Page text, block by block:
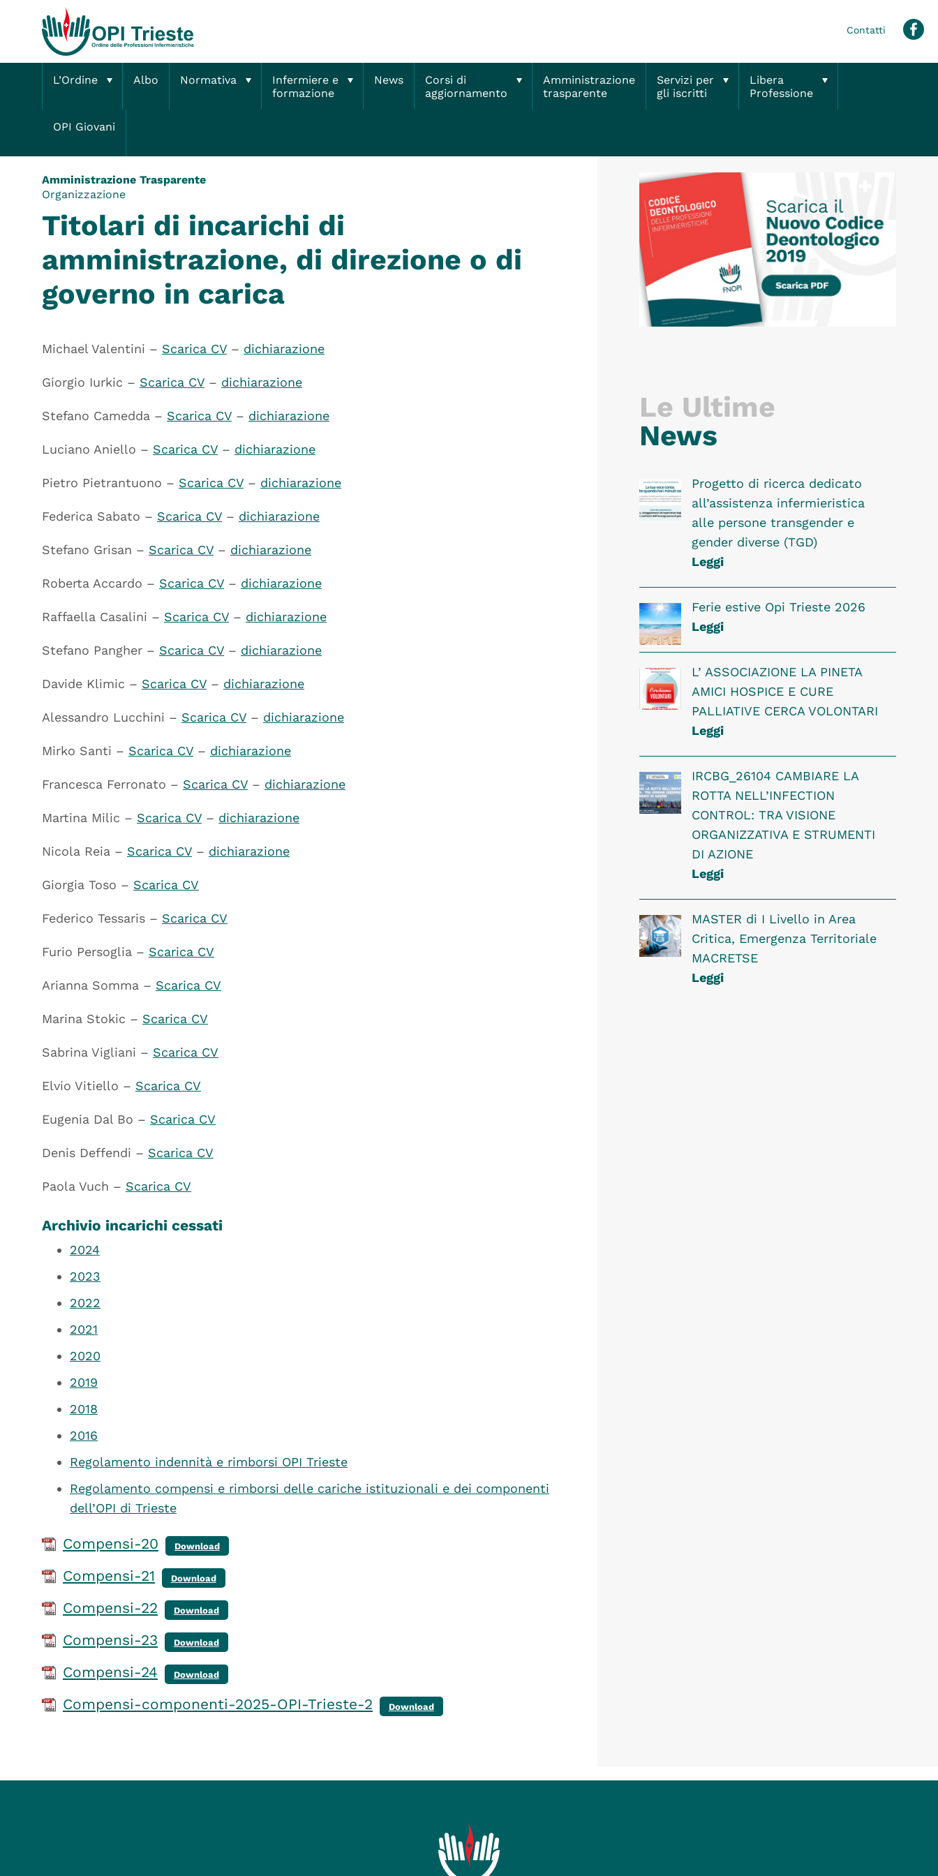
L’Ordine Albo Normativa
Infermiere e
formazione
News
Corsi di
aggiornamento
Amministrazione
trasparente
Servizi per
gli iscritti
Libera
Professione
OPI Giovani
Contatti
Amministrazione Trasparente
Amministrazione Trasparente
Organizzazione
Titolari di incarichi di
amministrazione, di direzione o di
governo in carica
Michael Valentini – Scarica CV – dichiarazione
Giorgio Iurkic – Scarica CV – dichiarazione
Stefano Camedda – Scarica CV – dichiarazione
Luciano Aniello – Scarica CV – dichiarazione
Pietro Pietrantuono – Scarica CV – dichiarazione
Federica Sabato – Scarica CV – dichiarazione
Stefano Grisan – Scarica CV – dichiarazione
Roberta Accardo – Scarica CV – dichiarazione
Raffaella Casalini – Scarica CV – dichiarazione
Stefano Pangher – Scarica CV – dichiarazione
Davide Klimic – Scarica CV – dichiarazione
Alessandro Lucchini – Scarica CV – dichiarazione
Mirko Santi – Scarica CV – dichiarazione
Francesca Ferronato – Scarica CV – dichiarazione
Martina Milic – Scarica CV – dichiarazione
Nicola Reia – Scarica CV – dichiarazione
Giorgia Toso – Scarica CV
Federico Tessaris – Scarica CV
Furio Persoglia – Scarica CV
Arianna Somma – Scarica CV
Marina Stokic – Scarica CV
Sabrina Vigliani – Scarica CV
Elvio Vitiello – Scarica CV
Eugenia Dal Bo – Scarica CV
Denis Deffendi – Scarica CV
Paola Vuch – Scarica CV
Archivio incarichi cessati
2024
2023
2022
2021
2020
2019
2018
2016
Regolamento indennità e rimborsi OPI Trieste
Regolamento compensi e rimborsi delle cariche istituzionali e dei componenti
dell’OPI di Trieste
Compensi-20 Download
Compensi-21 Download
Compensi-22 Download
Compensi-23 Download
Compensi-24 Download
Compensi-componenti-2025-OPI-Trieste-2 Download
Le Ultime
News
Progetto di ricerca dedicato
all’assistenza infermieristica
alle persone transgender e
gender diverse (TGD)
Leggi
Ferie estive Opi Trieste 2026
Leggi
L’ ASSOCIAZIONE LA PINETA
AMICI HOSPICE E CURE
PALLIATIVE CERCA VOLONTARI
Leggi
IRCBG_26104 CAMBIARE LA
ROTTA NELL’INFECTION
CONTROL: TRA VISIONE
ORGANIZZATIVA E STRUMENTI
DI AZIONE
Leggi
MASTER di I Livello in Area
Critica, Emergenza Territoriale
MACRETSE
Leggi